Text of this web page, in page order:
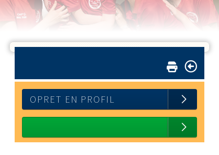
OPRET EN PROFIL